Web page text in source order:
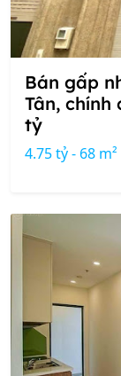
Bán gấp
Tân, chính
tỷ
4.75 tỷ - 68 m²